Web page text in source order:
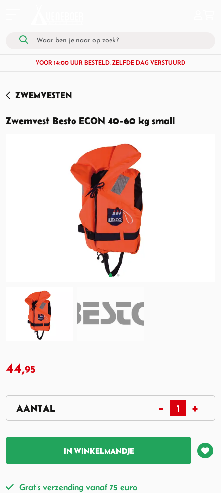
VOOR 14:00 UUR BESTELD, ZELFDE DAG VERSTUURD
ZWEMVESTEN
Zwemvest Besto ECON 40-60 kg small
44,95
IN WINKELMANDJE
Gratis verzending vanaf 75 euro